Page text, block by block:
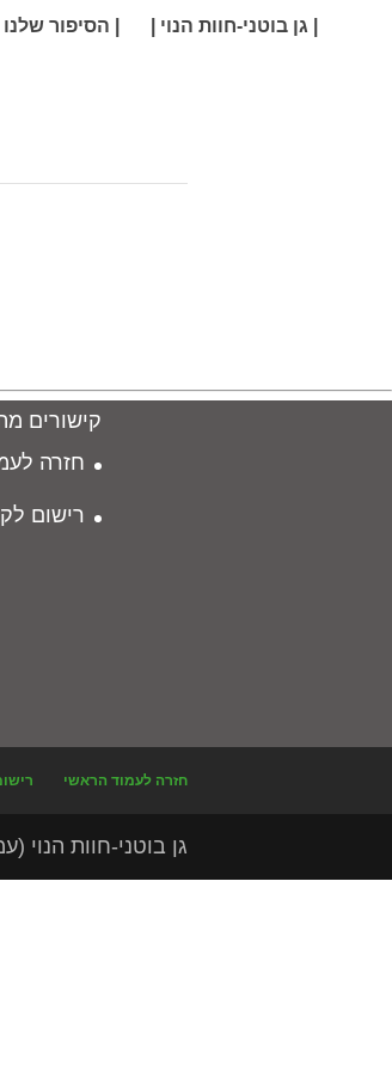
| גן בוטני-חוות הנוי | | הסיפור שלנו |
קישורים
חזרה
רישום
חזרה לעמוד הראשי
גן בוטני-חוות הנוי